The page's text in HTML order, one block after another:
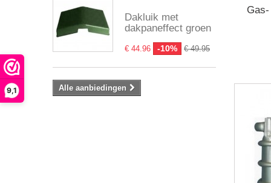
9,1
Dakluik met
dakpaneffect groen
€ 44.96 -10% € 49.95
Alle aanbiedingen